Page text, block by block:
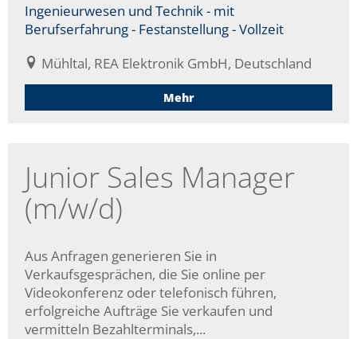
Ingenieurwesen und Technik - mit
Berufserfahrung - Festanstellung - Vollzeit
Mühltal, REA Elektronik GmbH, Deutschland
Mehr
Junior Sales Manager
(m/w/d)
Aus Anfragen generieren Sie in
Verkaufsgesprächen, die Sie online per
Videokonferenz oder telefonisch führen,
erfolgreiche Aufträge Sie verkaufen und
vermitteln Bezahlterminals,...